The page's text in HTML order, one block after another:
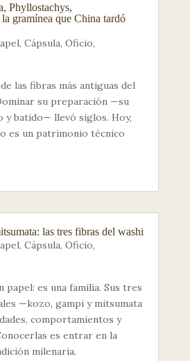
Phyllostachys,
gramínea que China tardó
, Cápsula, Oficio,
las fibras más antiguas del
su preparación —su
y batido— llevó siglos. Hoy,
es un patrimonio técnico
las tres fibras del washi
, Cápsula, Oficio,
papel: es una familia. Sus tres
—kozo, gampi y mitsumata
comportamientos y
es entrar en la
milenaria.